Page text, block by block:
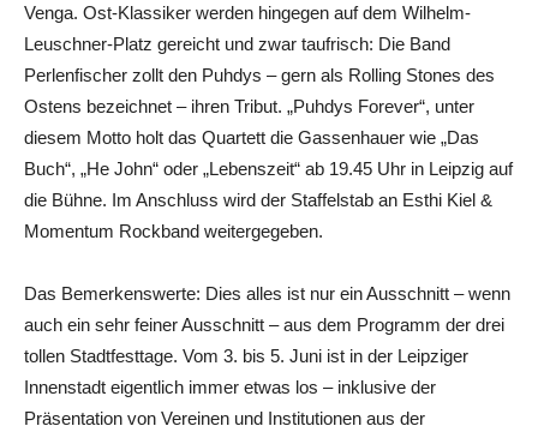
Venga. Ost-Klassiker werden hingegen auf dem Wilhelm-
Leuschner-Platz gereicht und zwar taufrisch: Die Band
Perlenfischer zollt den Puhdys – gern als Rolling Stones des
Ostens bezeichnet – ihren Tribut. „Puhdys Forever“, unter
diesem Motto holt das Quartett die Gassenhauer wie „Das
Buch“, „He John“ oder „Lebenszeit“ ab 19.45 Uhr in Leipzig auf
die Bühne. Im Anschluss wird der Staffelstab an Esthi Kiel &
Momentum Rockband weitergegeben.
Das Bemerkenswerte: Dies alles ist nur ein Ausschnitt – wenn
auch ein sehr feiner Ausschnitt – aus dem Programm der drei
tollen Stadtfesttage. Vom 3. bis 5. Juni ist in der Leipziger
Innenstadt eigentlich immer etwas los – inklusive der
Präsentation von Vereinen und Institutionen aus der